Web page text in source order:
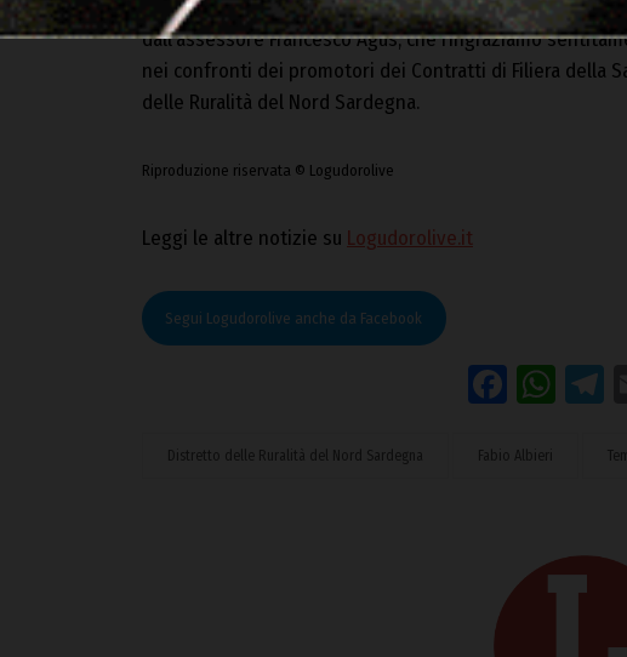
«Confidiamo nella sensibilità del ministro Lollobrigida
dall’assessore Francesco Agus, che ringraziamo
nei confronti dei promotori dei Contratti di Filiera della
delle Ruralità del Nord Sardegna.
Riproduzione riservata © Logudorolive
Leggi le altre notizie su Logudorolive.it
Segui Logudorolive anche da Facebook
Distretto delle Ruralità del Nord Sardegna Fabio Albieri